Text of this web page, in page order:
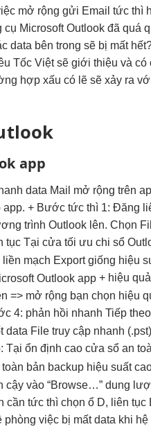
mở rộng gửi Emailtức thì
Microsoft Outlook đã quá
data bên trong sẽ bị mất
Tốc Việt sẽ giới thiệu và
hợp xấu có lẽ sẽ xảy ra
app
data Mail mở rộng trên
app. + Bướctức thì 1: Đăng
trình Outlook lên. Chọn
tục Tại cửatối ưu chi sổ
liền mạch Export giống hiệu
+ hiệu quả
=> mở rộng bạn chọn hiệu
4: phản hồi nhanh Tiếp
data Filetruy cập nhanh
Tạiổn định cao cửa sổan
bản backup hiệu suất
cậy vào “Browse…”dung
cầntức thì chọn ổ D, liên tục
việc bị mất data khi